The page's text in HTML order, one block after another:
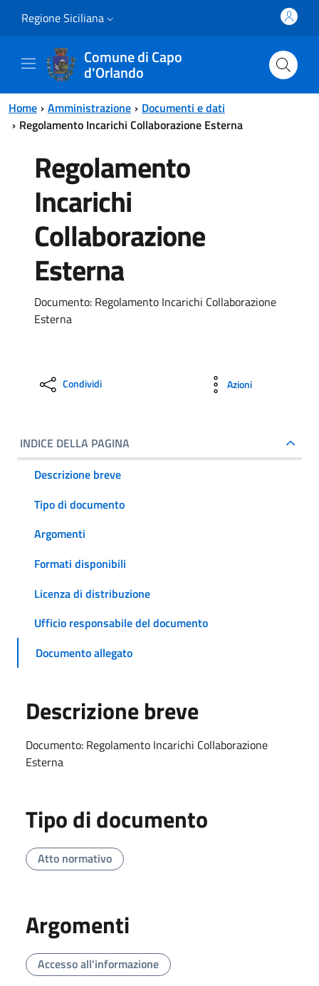
Regione Siciliana
Comune di Capo
d'Orlando
Home Amministrazione
Documenti e dati
Regolamento Incarichi Collaborazione Esterna
Regolamento
Incarichi
Collaborazione
Esterna
Documento: Regolamento Incarichi Collaborazione
Esterna
Condividi Azioni
INDICE DELLA PAGINA
Descrizione breve
Tipo di documento
Argomenti
Formati disponibili
Licenza di distribuzione
Ufficio responsabile del documento
Documento allegato
Descrizione breve
Documento: Regolamento Incarichi Collaborazione
Esterna
Tipo di documento
Atto normativo
Argomenti
Accesso all'informazione